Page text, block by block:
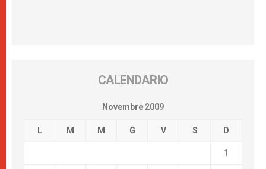
CALENDARIO
Novembre 2009
L M M G V S D
1